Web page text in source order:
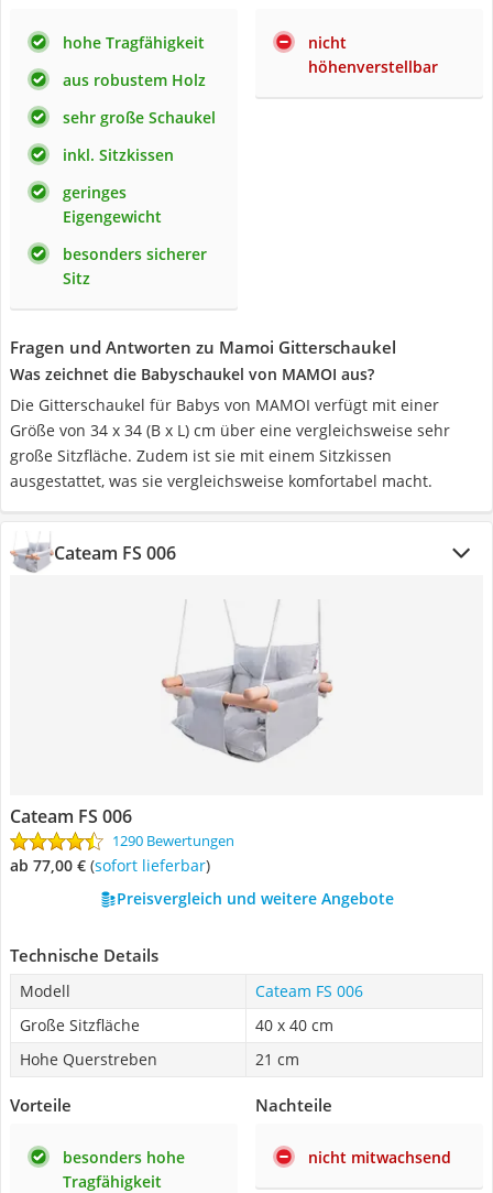
hohe Tragfähigkeit
aus robustem Holz
sehr große Schaukel
inkl. Sitzkissen
geringes
Eigengewicht
besonders sicherer
Sitz
nicht
höhenverstellbar
Fragen und Antworten zu Mamoi Gitterschaukel
Was zeichnet die Babyschaukel von MAMOI aus?
Die Gitterschaukel für Babys von MAMOI verfügt mit einer
Größe von 34 x 34 (B x L) cm über eine vergleichsweise sehr
große Sitzfläche. Zudem ist sie mit einem Sitzkissen
ausgestattet, was sie vergleichsweise komfortabel macht.
Cateam FS 006
Cateam FS 006
1290 Bewertungen
ab 77,00 € ( Sofort lieferbar)
Preisvergleich und weitere Angebote
Technische Details
Modell
Cateam FS 006
Große Sitzfläche
40 x 40 cm
Hohe Querstreben
21 cm
Vorteile
besonders hohe
Tragfähigkeit
Nachteile
nicht mitwachsend